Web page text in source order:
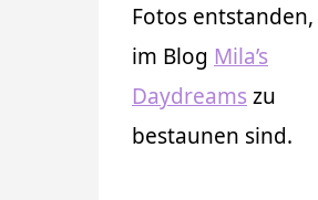
Fotos
im Blog Mila’s
Daydreamszu
bestaunen sind.